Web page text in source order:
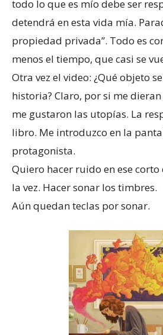
todo lo que es mío debe ser
detendrá en esta vida mía.
propiedad privada”. Todo es
menos el tiempo, que casi se
Otra vez el video: ¿Qué objeto
historia? Claro, por si me
me gustaron las utopías. La
libro. Me introduzco en la
protagonista.
Quiero hacer ruido en ese corto
la vez. Hacer sonar los timbres.
Aún quedan teclas por sonar.